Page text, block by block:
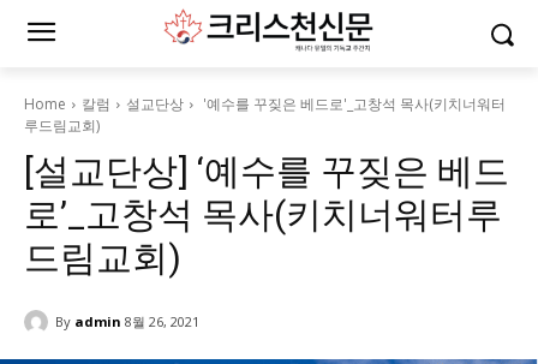
Home 칼럼 설교단상
'예수를 꾸짖은 베드로'_고창석 목사(키치너워터
루드림교회)
[설교단상] ‘예수를 꾸짖은 베드
로’_고창석 목사(키치너워터루
드림교회)
By admin 8월 26, 2021